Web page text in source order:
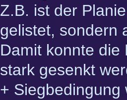
Z.B. ist der
gelistet, sondern
Damit konnte die
stark gesenkt
+